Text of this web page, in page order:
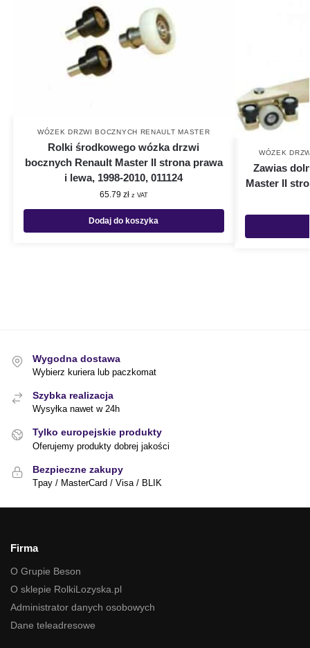
WÓZEK DRZWI BOCZNYCH RENAULT MASTER
Rolki środkowego wózka drzwi
bocznych Renault Master II strona prawa
i lewa, 1998-2010, 011124
65.79 zł z VAT
Dodaj do koszyka
WÓZEK
Zawias
Master II
Wygodna dostawa
Wybierz kuriera lub paczkomat
Szybka realizacja
Wysyłka nawet w 24h
Tylko europejskie produkty
Oferujemy produkty dobrej jakości
Bezpieczne zakupy
Tpay / MasterCard / Visa / BLIK
Firma
O Grupie Beson
O sklepie RolkiLozyska.pl
Administrator danych osobowych
Dane teleadresowe